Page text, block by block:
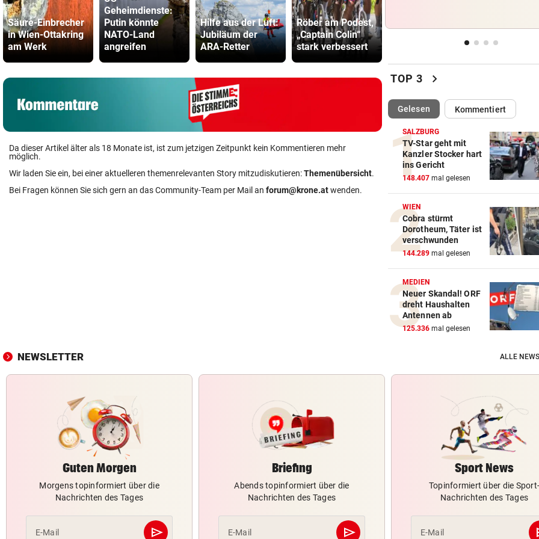
Säure-Einbrecher
in Wien-Ottakring
am Werk
Geheimdienste:
Putin könnte
NATO-Land
angreifen
Hilfe aus der Luft:
Jubiläum der
ARA-Retter
Röber am Podest,
„Captain Colin“
stark verbessert
Festival
Da dieser Artikel älter als 18 Monate ist, ist zum jetzigen Zeitpunkt kein Kommentieren mehr
möglich.
Wir laden Sie ein, bei einer aktuelleren themenrelevanten Story mitzudiskutieren:Themenübersicht.
Bei Fragen können Sie sich gern an das Community-Team per Mail an forum@krone.atwenden.
Armut: Kindererziehung
Frauen die Pension
MIT DROGEN IM GEPÄCK
Mädchen (8) von E-Scooter-
Fahrer niedergerast
BEI FLUCHTVERSUCH vor 2
Polizisten von
TOP 3 chevron_right
Gelesen(ausgewählt)Kommentiert
SALZBURG
TV-Star geht mit
Kanzler Stocker hart
ins Gericht
148.407 mal gelesen
WIEN
Cobra stürmt
Dorotheum, Täter ist
verschwunden
144.289 mal gelesen
MEDIEN
Neuer Skandal! ORF
dreht Haushalten
Antennen ab
125.336 mal gelesen
NEWSLETTER ALLE
Guten Morgen
Morgens topinformiert über die
Nachrichten des Tages
E-Mail send
Abschicken
Briefing
Abends topinformiert über die
Nachrichten des Tages
E-Mail send
Abschicken
Sport News
Topinformiert über die Sport-
Nachrichten des Tages
E-Mail